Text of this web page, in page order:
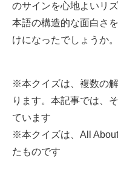
のサインを心地よいリ
本語の構造的な面白さ
けになったでしょうか。
※本クイズは、複数の
ります。本記事では、
ています
※本クイズは、All
たものです